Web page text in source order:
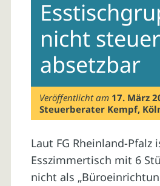
content
nicht
absetzbar
Veröffentlicht am 17. März
Steuerberater Kempf,
Laut FG Rheinland-Pfalz
Esszimmertisch mit 6
nicht als